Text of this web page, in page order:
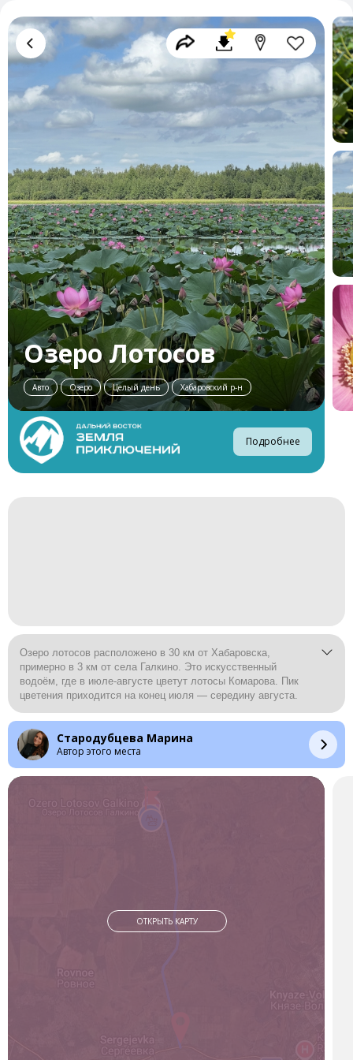
Озеро Лотосов
Авто Озеро Целый день Хабаровский р-н
Подробнее
Озеро лотосов расположено в 30 км от Хабаровска,
примерно в 3 км от села Галкино. Это искусственный
водоём, где в июле-августе цветут лотосы Комарова. Пик
цветения приходится на конец июля — середину августа.
Как добраться
На автомобиле
Это самый удобный способ.Путь от города займёт около 30-
40 минут.
1. Выезжайте из Хабаровска по трассе А-370 «Уссури» в
Важно: После дождей дорога может быть разбитой.
Рекомендуется оставить машину у трассы и пройти остаток
Время в пути— 40-50 минут.
часто объявляют под этим названием). Платформа
находится прямо у поворота на озеро.
Стародубцева Марина
Автор этого места
ОТКРЫТЬ КАРТУ